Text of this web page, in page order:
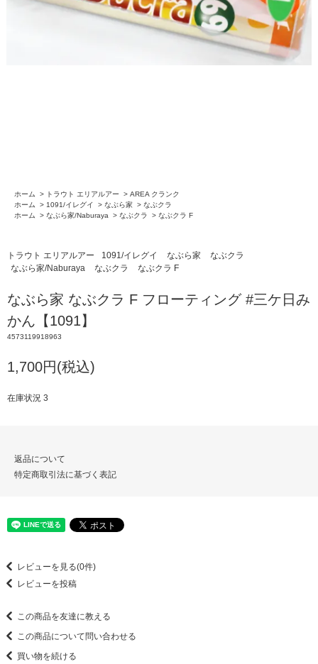
ホーム > トラウト エリアルアー > AREA クランク
ホーム
> 1091/イレグイ > なぶら家 > なぶクラ
ホーム
> なぶら家/Naburaya > なぶクラ > なぶクラ F
トラウト エリアルアー 1091/イレグイ なぶら家
なぶクラ
なぶら家/Naburaya
なぶクラ なぶクラ F
なぶら家 なぶクラ F フローティング #三ケ日み
かん【1091】
4573119918963
1,700円(税込)
在庫状況 3
返品について
特定商取引法に基づく表記
レビューを見る(0件)
レビューを投稿
この商品を友達に教える
この商品について問い合わせる
買い物を続ける